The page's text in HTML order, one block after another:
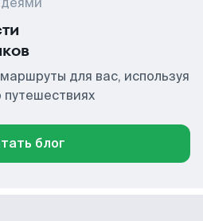
для вас, используя
путешествиях
блог